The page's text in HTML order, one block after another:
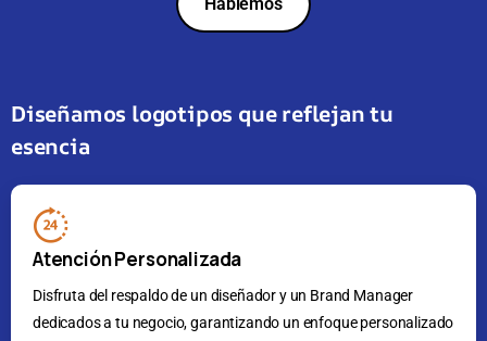
Diseñamos logotipos que reflejan tu
esencia
Atención Personalizada
Disfruta del respaldo de un diseñador y un Brand Manager
dedicados a tu negocio, garantizando un enfoque personalizado